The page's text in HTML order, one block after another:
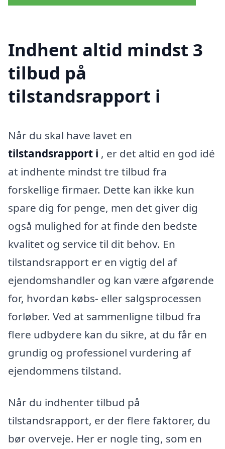
Indhent altid mindst 3
tilbud på
tilstandsrapport i
Når du skal have lavet en
tilstandsrapport i , er det altid en god idé
at indhente mindst tre tilbud fra
forskellige firmaer. Dette kan ikke kun
spare dig for penge, men det giver dig
også mulighed for at finde den bedste
kvalitet og service til dit behov. En
tilstandsrapport er en vigtig del af
ejendomshandler og kan være afgørende
for, hvordan købs- eller salgsprocessen
forløber. Ved at sammenligne tilbud fra
flere udbydere kan du sikre, at du får en
grundig og professionel vurdering af
ejendommens tilstand.
Når du indhenter tilbud på
tilstandsrapport, er der flere faktorer, du
bør overveje. Her er nogle ting, som en